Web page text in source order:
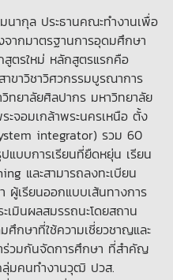
ากุล ประธานคณะทำงานเพื่อ
ากมาตรฐานการอุดมศึกษา
สูตรใหม่ หลักสูตรแรกคือ
ขาวิชาวิศวกรรมบูรณาการ
ทยาลัยศิลปากร มหาวิทยาลัย
ะจอมเกล้าพระนครเหนือ ตั้ง
integrator) รวม 60
แบบการเรียนที่ยืดหยุ่น เรียน
และสามารถลงทะเบียน
ผู้เรียนออกแบบเส้นทางการ
เมินผลสมรรถนะโดยสถาน
ศึกษาที่ใช้ความเชี่ยวชาญและ
ร่วมกันจัดการศึกษา ที่สำคัญ
ลุ่มคนทำงานวุฒิ ปวส.